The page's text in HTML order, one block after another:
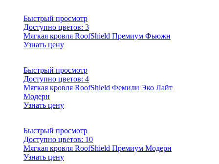
Быстрый просмотр
Доступно цветов: 3
Мягкая кровля RoofShield Премиум Фьюжн
Узнать цену
Быстрый просмотр
Доступно цветов: 4
Мягкая кровля RoofShield Фемили Эко Лайт
Модерн
Узнать цену
Быстрый просмотр
Доступно цветов: 10
Мягкая кровля RoofShield Премиум Модерн
Узнать цену